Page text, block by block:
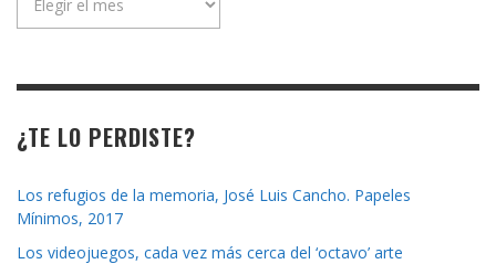
¿TE LO PERDISTE?
Los refugios de la memoria, José Luis Cancho. Papeles
Mínimos, 2017
Los videojuegos, cada vez más cerca del ‘octavo’ arte